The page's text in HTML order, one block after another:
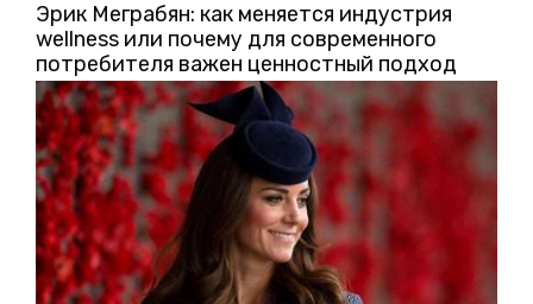
Эрик Меграбян: как меняется индустрия
wellness или почему для современного
потребителя важен ценностный подход